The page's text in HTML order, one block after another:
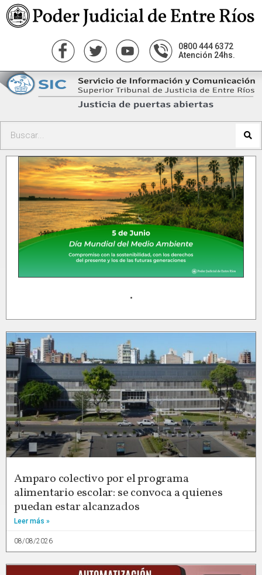
0800 444 6372
Atención 24hs.
.
Amparo colectivo por el programa
alimentario escolar: se convoca a quienes
puedan estar alcanzados
Leer más »
08/08/2026